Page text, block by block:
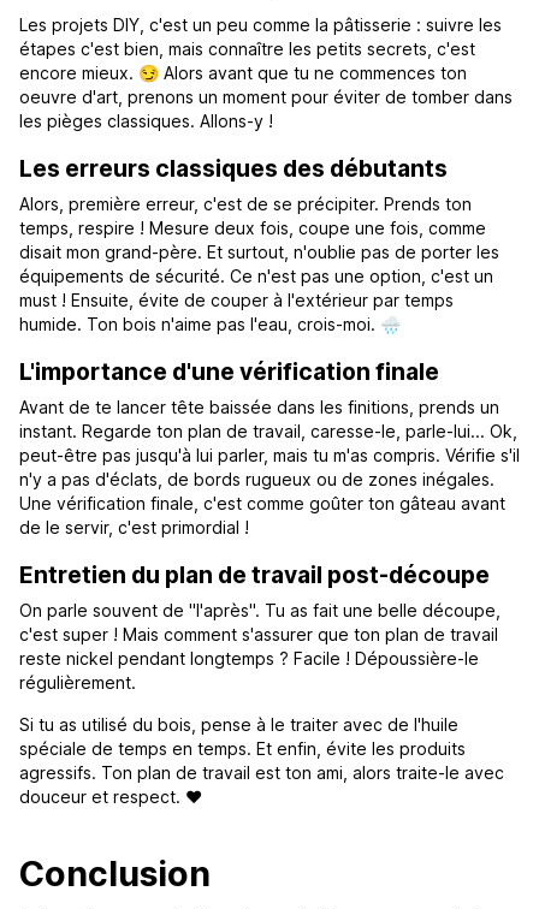
Les projets DIY, c'est un peu comme la pâtisserie : suivre les
étapes c'est bien, mais connaître les petits secrets, c'est
encore mieux. 😏 Alors avant que tu ne commences ton
oeuvre d'art, prenons un moment pour éviter de tomber dans
les pièges classiques. Allons-y !
Les erreurs classiques des débutants
Alors, première erreur, c'est de se précipiter. Prends ton
temps, respire ! Mesure deux fois, coupe une fois, comme
disait mon grand-père. Et surtout, n'oublie pas de porter les
équipements de sécurité. Ce n'est pas une option, c'est un
must ! Ensuite, évite de couper à l'extérieur par temps
humide. Ton bois n'aime pas l'eau, crois-moi. 🌧
L'importance d'une vérification finale
Avant de te lancer tête baissée dans les finitions, prends un
instant. Regarde ton plan de travail, caresse-le, parle-lui... Ok,
peut-être pas jusqu'à lui parler, mais tu m'as compris. Vérifie s'il
n'y a pas d'éclats, de bords rugueux ou de zones inégales.
Une vérification finale, c'est comme goûter ton gâteau avant
de le servir, c'est primordial !
Entretien du plan de travail post-découpe
On parle souvent de "l'après". Tu as fait une belle découpe,
c'est super ! Mais comment s'assurer que ton plan de travail
reste nickel pendant longtemps ? Facile ! Dépoussière-le
régulièrement.
Si tu as utilisé du bois, pense à le traiter avec de l'huile
spéciale de temps en temps. Et enfin, évite les produits
agressifs. Ton plan de travail est ton ami, alors traite-le avec
douceur et respect. ❤️
Conclusion